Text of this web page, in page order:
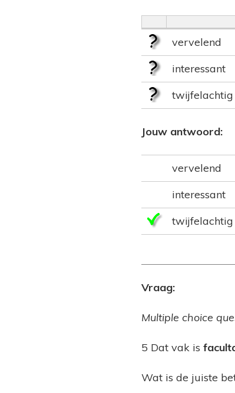
vervelend
interessant
twijfelachtig
Jouw antwoord:
vervelend
interessant
twijfelachtig
Vraag:
Multiple choice
5 Dat vak is
Wat is de juiste